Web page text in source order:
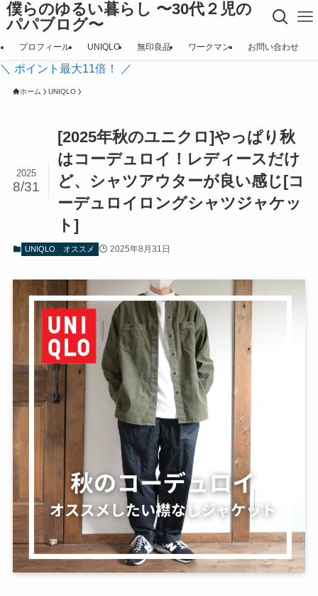
僕らのゆるい暮らし 〜30代２児の
パパブログ〜
プロフィール UNIQLO 無印良品 ワークマン お問い合わせ
＼ ポイント最大11倍！ ／
ホーム UNIQLO
[2025年秋のユニクロ]やっぱり秋
はコーデュロイ！レディースだけ
ど、シャツアウターが良い感じ[コ
ーデュロイロングシャツジャケッ
ト]
2025
8/31
UNIQLO オススメ 2025年8月31日